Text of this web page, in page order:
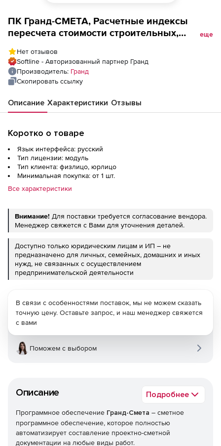
ПК Гранд-СМЕТА, Расчетные индексы
пересчета стоимости строительных,
пусконаладочных работ для ТСНБ-2001 МО
в редакции 2014г (с Изм.1 на 1 месяц),
Основное место
еще
Нет отзывов
Softline - Авторизованный партнер Гранд
Производитель: Гранд
Скопировать ссылку
Описание Характеристики Отзывы
Коротко о товаре
Язык интерфейса: русский
Тип лицензии: модуль
Тип клиента: физлицо, юрлицо
Минимальная покупка: от 1 шт.
Все характеристики
Внимание! Для поставки требуется согласование вендора.
Менеджер свяжется с Вами для уточнения деталей.
Доступно только юридическим лицам и ИП – не
предназначено для личных, семейных, домашних и иных
нужд, не связанных с осуществлением
предпринимательской деятельности
Описание Подробнее
Программное обеспечение Гранд-Смета – сметное
программное обеспечение, которое полностью
автоматизирует составление проектно-сметной
документации на любые виды работ.
В связи с особенностями поставок, мы не можем сказать
точную цену. Оставьте запрос, и наш менеджер свяжется
с вами
Поможем с выбором